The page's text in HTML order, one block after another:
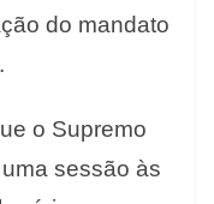
do mandato
o Supremo
sessão às